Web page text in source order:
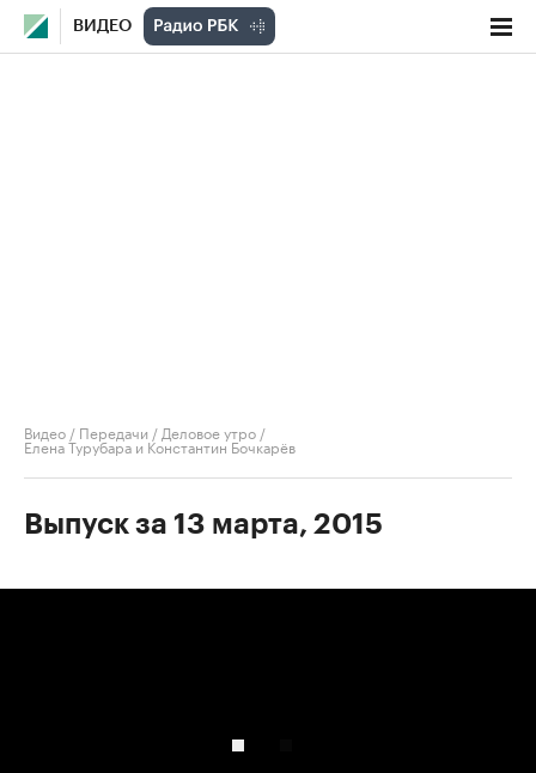
ВИДЕО
Видео / Передачи / Деловое утро /
Елена Турубара и Константин Бочкарёв
Выпуск за 13 марта, 2015